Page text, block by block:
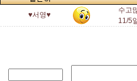
♥서영♥
수고
11/5